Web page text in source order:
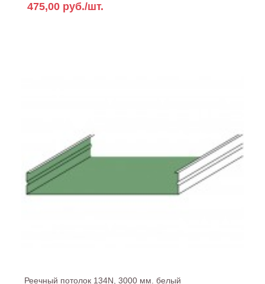
475,00 руб./шт.
Реечный потолок 134N, 3000 мм. белый